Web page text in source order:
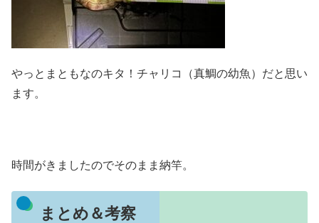
やっとまともなのキタ！チャリコ（真鯛の幼魚）だと思い
ます。
時間がきましたのでそのまま納竿。
まとめ＆考察